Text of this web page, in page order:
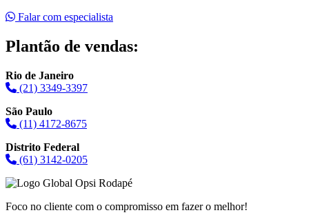
Falar com especialista
Plantão de vendas:
Rio de Janeiro
(21) 3349-3397
São Paulo
(11) 4172-8675
Distrito Federal
(61) 3142-0205
Foco no cliente com o compromisso em fazer o melhor!